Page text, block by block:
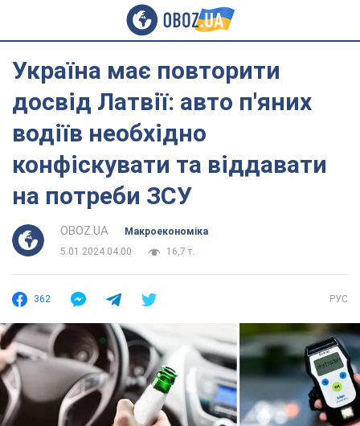
Україна має повторити
досвід Латвії: авто п'яних
водіїв необхідно
конфіскувати та віддавати
на потреби ЗСУ
OBOZ.UA
Mакроекономіка
5.01.2024 04:00
16,7 т.
362 РУС